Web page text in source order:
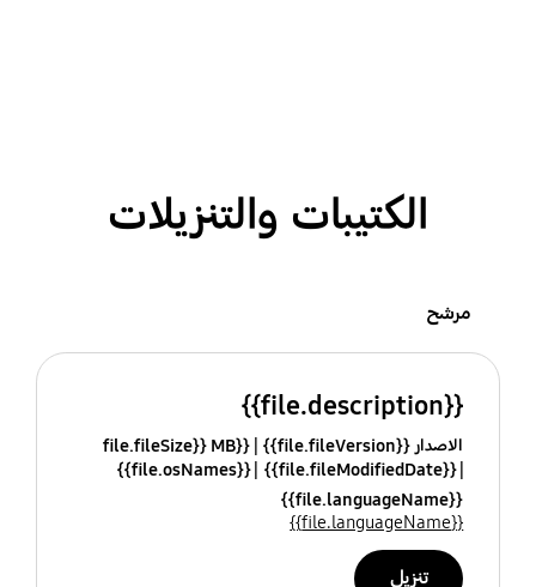
الكتيبات والتنزيلات
مرشح
{{file.description}}
الاصدار {{file.fileVersion}}
{{file.fileSize}} MB
{{file.fileModifiedDate}}
{{file.osNames}}
{{file.languageName}}
{{file.languageName}}
تنزيل